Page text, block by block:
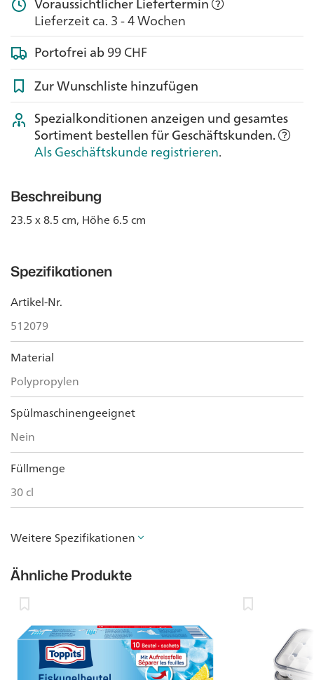
Lieferzeit ca. 3 - 4 Wochen
Portofrei ab99 CHF
Zur Wunschliste hinzufügen
Spezialkonditionen anzeigen und gesamtes
Sortiment bestellen für Geschäftskunden.
Als Geschäftskunde registrieren.
Beschreibung
23.5 x 8.5 cm, Höhe 6.5 cm
Spezifikationen
Artikel-Nr.
512079
Material
Polypropylen
Spülmaschinengeeignet
Nein
Füllmenge
30 cl
Weitere Spezifikationen
Ähnliche Produkte